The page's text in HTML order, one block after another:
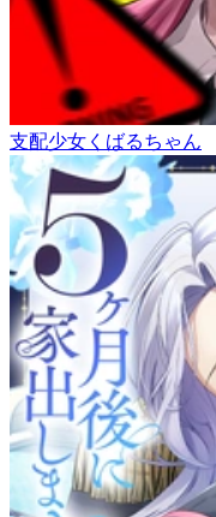
支配少女くばるちゃん